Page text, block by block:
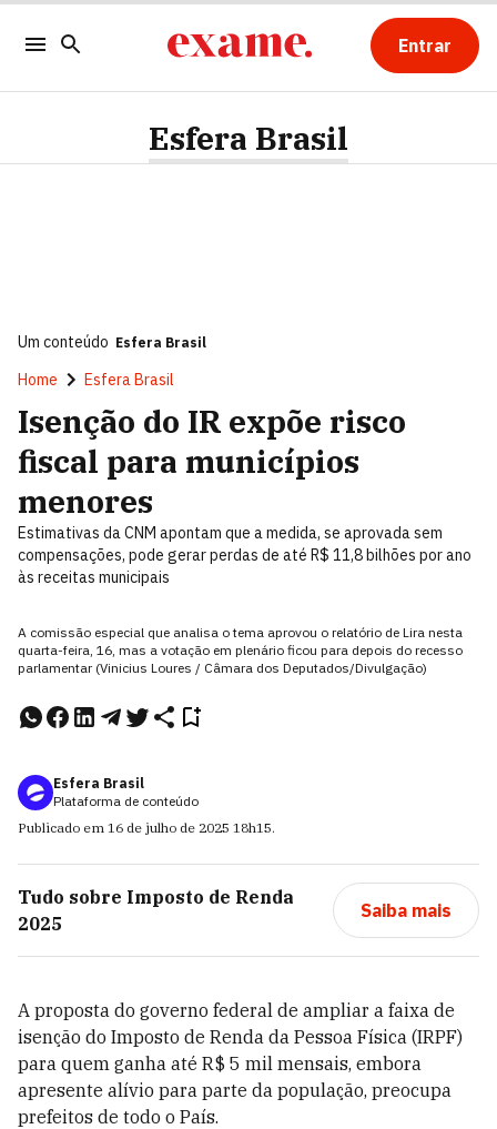
Entrar
Esfera Brasil
Um conteúdo Esfera Brasil
Home Esfera Brasil
Isenção do IR expõe risco
fiscal para municípios
menores
Estimativas da CNM apontam que a medida, se aprovada sem
compensações, pode gerar perdas de até R$ 11,8 bilhões por ano
às receitas municipais
A comissão especial que analisa o tema aprovou o relatório de Lira nesta
quarta-feira, 16, mas a votação em plenário ficou para depois do recesso
parlamentar (Vinicius Loures / Câmara dos Deputados/Divulgação)
Esfera Brasil
Plataforma de conteúdo
Publicado em 16 de julho de 2025 18h15.
Tudo sobre Imposto de Renda
2025
Saiba mais
A proposta do governo federal de ampliar a faixa de
isenção do Imposto de Renda da Pessoa Física (IRPF)
para quem ganha até R$ 5 mil mensais, embora
apresente alívio para parte da população, preocupa
prefeitos de todo o País.